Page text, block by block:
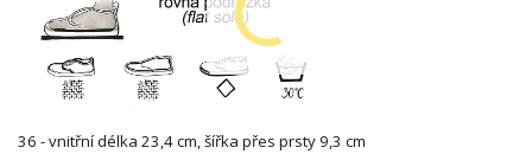
36 - vnitřní délka 23,4 cm, šířka přes prsty 9,3 cm